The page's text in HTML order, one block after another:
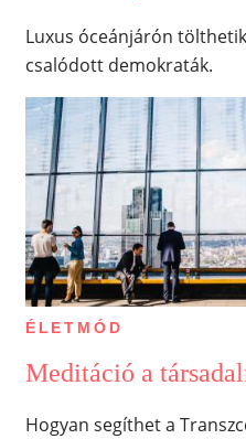
Luxus óceánjárón
csalódott demokraták.
ÉLETMÓD
Meditáció a
Hogyan segíthet a